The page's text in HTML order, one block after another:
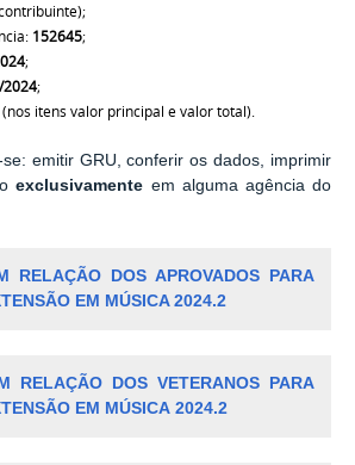
152645;
;
;
itens valor principal e valor total).
emitir GRU, conferir os dados, imprimir
exclusivamente em alguma agência do
RELAÇÃO DOS APROVADOS PARA
EM MÚSICA 2024.2
RELAÇÃO DOS VETERANOS PARA
EM MÚSICA 2024.2